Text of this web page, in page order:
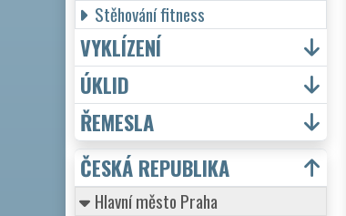
Stěhování fitness
VYKLÍZENÍ
ÚKLID
ŘEMESLA
ČESKÁ REPUBLIKA
Hlavní město Praha